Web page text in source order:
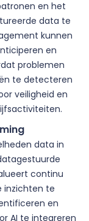
en het
data te
kunnen
en
problemen
te detecteren
veiligheid en
data in
continu
inzichten te
en
AI te integreren